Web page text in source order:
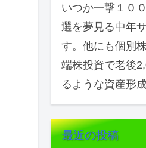
いつか一撃１０
選を夢見る中年
す。他にも個別
端株投資で老後
るような資産形
最近の投稿